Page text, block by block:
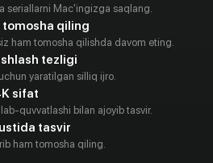
Вадим
Шахнович
Prodyuser
Константин
seriallarni Mac'ingizga saqlang.
tomosha qiling
ham tomosha qilishda davom eting.
tezligi
yaratilgan silliq ijro.
sifat
quvvatlashi bilan ajoyib tasvir.
tasvir
ham tomosha qiling.